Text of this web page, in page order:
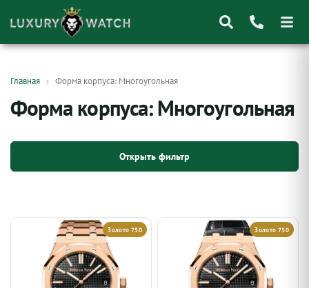
товаров
Главная Форма корпуса: Многоугольная
Форма корпуса: Многоугольная
Открыть фильтр
Золото 750 Золото 750